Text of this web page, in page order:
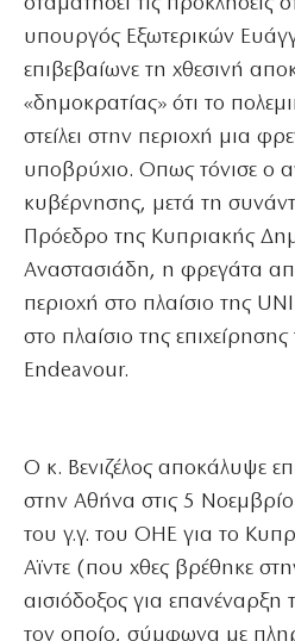
υπουργός Εξωτερικών
επιβεβαίωνε τη χθεσινή
«δημοκρατίας» ότι το
στείλει στην περιοχή μια
υποβρύχιο. Οπως τόνισε ο
κυβέρνησης, μετά τη
Πρόεδρο της Κυπριακής
Αναστασιάδη, η φρεγάτα
περιοχή στο πλαίσιο της
στο πλαίσιο της
Endeavour.
Ο κ. Βενιζέλος αποκάλυψε
στην Αθήνα στις 5
του γ.γ. του ΟΗΕ για το
Αϊντε (που χθες βρέθηκε
αισιόδοξος για
τον οποίο, σύμφωνα με